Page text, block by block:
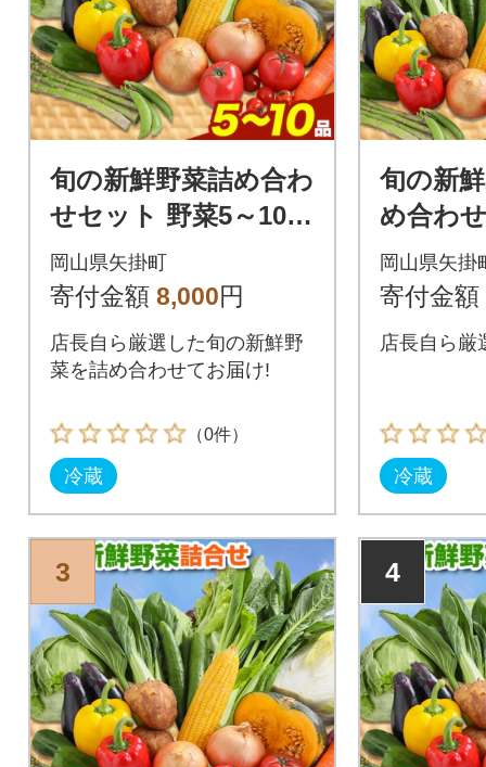
旬の新鮮野菜詰め合わ
せセット 野菜5～10品
目入 青空市きらり《3
0日以内に出荷予定》
岡山県矢掛町
寄付金額 8,000円
店長自ら厳選した旬の新鮮野
菜を詰め合わせてお届け!
（0件）
冷蔵
旬の新
め合わ
～10品
らり《
岡山県矢掛
寄付金額
店長自ら厳
冷蔵
3 4